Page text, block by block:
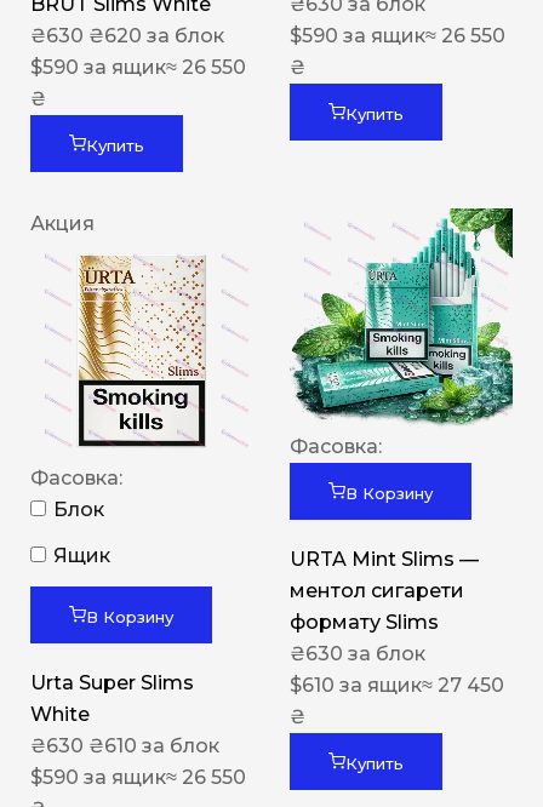
BRUT Slims White
₴630 ₴620 за блок
$590 за ящик≈ 26 550
₴
Купить
₴630 за блок
$590 за ящик≈ 26 550
₴
Купить
Акция
Фасовка:
Блок
Ящик
В Корзину
Urta Super Slims
White
₴630 ₴610 за блок
$590 за ящик≈ 26 550
Фасовка:
В Корзину
URTA Mint Slims —
ментол сигарети
формату Slims
₴630 за блок
$610 за ящик≈ 27 450
₴
Купить